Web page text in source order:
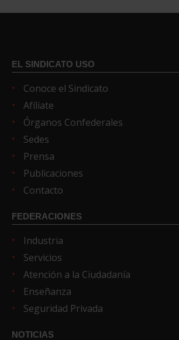
EL SINDICATO USO
Conoce el Sindicato
Afíliate
Órganos Confederales
Sedes
Prensa
Publicaciones
Contacto
FEDERACIONES
Industria
Servicios
Atención a la Ciudadanía
Enseñanza
Seguridad Privada
NOTICIAS